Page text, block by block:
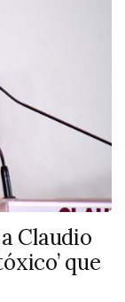
Claudio
que